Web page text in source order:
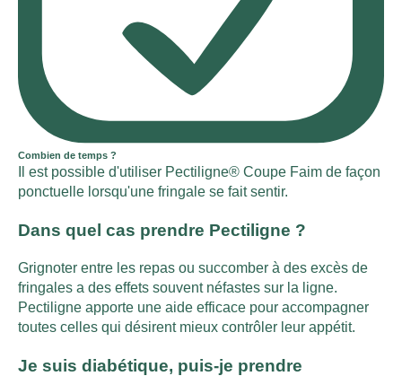
Combien de temps ?
Il est possible d'utiliser Pectiligne® Coupe Faim de façon
ponctuelle lorsqu'une fringale se fait sentir.
Dans quel cas prendre Pectiligne ?
Grignoter entre les repas ou succomber à des excès de
fringales a des effets souvent néfastes sur la ligne.
Pectiligne apporte une aide efficace pour accompagner
toutes celles qui désirent mieux contrôler leur appétit.
Je suis diabétique, puis-je prendre